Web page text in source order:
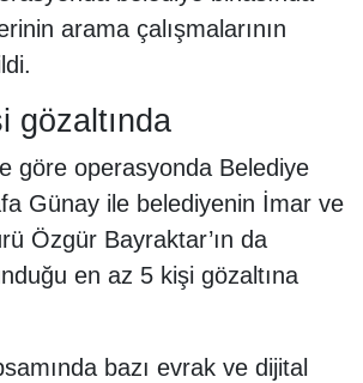
arama çalışmalarının
gözaltında
göre operasyonda Belediye
Günay ile belediyenin İmar ve
Özgür Bayraktar’ın da
en az 5 kişi gözaltına
bazı evrak ve dijital